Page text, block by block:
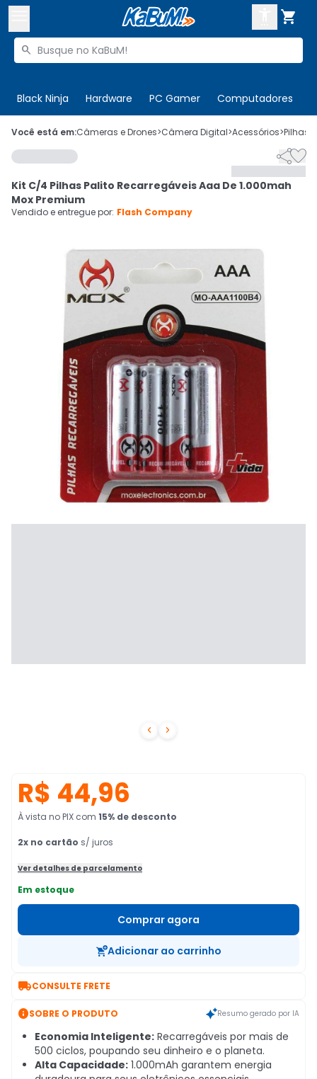

Buscar produtos

Black Ninja Hardware PC Gamer Computadores
 Olá. Acesse sua conta
 Departamentos
Cupons
Ativar tradutor em libras
CADASTRE-SE
Você está em:Câmeras e Drones>Câmera Digital>Acessórios>Pilhas
 

Kit C/4 Pilhas Palito Recarregáveis Aaa De 1.000mah
Mox Premium
Vendido e entregue por: Flash Company
R$ 44,96
À vista no PIX com 15% de desconto
2x no cartão s/ juros
Ver detalhes de parcelamento
Em estoque
Comprar agora
Adicionar ao carrinho
CONSULTE FRETE
SOBRE O PRODUTO Resumo gerado por IA
Economia Inteligente: Recarregáveis por mais de
500 ciclos, poupando seu dinheiro e o planeta.
Alta Capacidade: 1.000mAh garantem energia